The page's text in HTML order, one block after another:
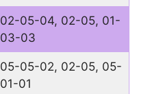
02-05-04, 02-05, 01-
03-03
05-05-02, 02-05, 05-
01-01